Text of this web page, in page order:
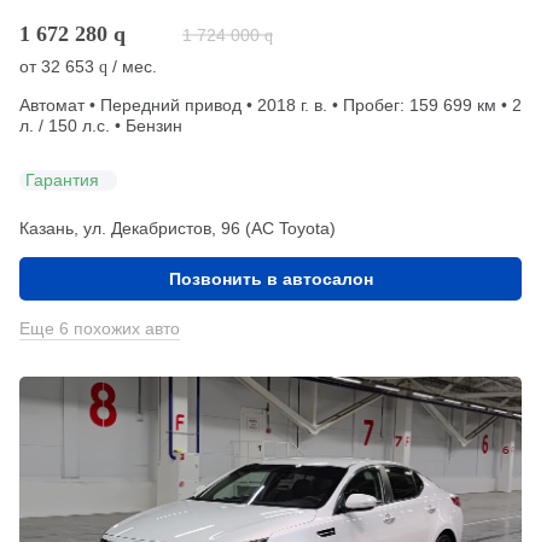
1 672 280 q 1 724 000 q
от32 653 q / мес.
Автомат • Передний привод • 2018 г. в. • Пробег: 159 699 км • 2
л. / 150 л.с. • Бензин
Гарантия
Казань, ул. Декабристов, 96 (АС Toyota)
Позвонить в автосалон
Еще 6 похожих авто